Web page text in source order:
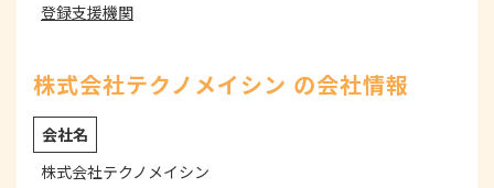
登録支援機関
株式会社テクノメイシン の会社情報
会社名
株式会社テクノメイシン